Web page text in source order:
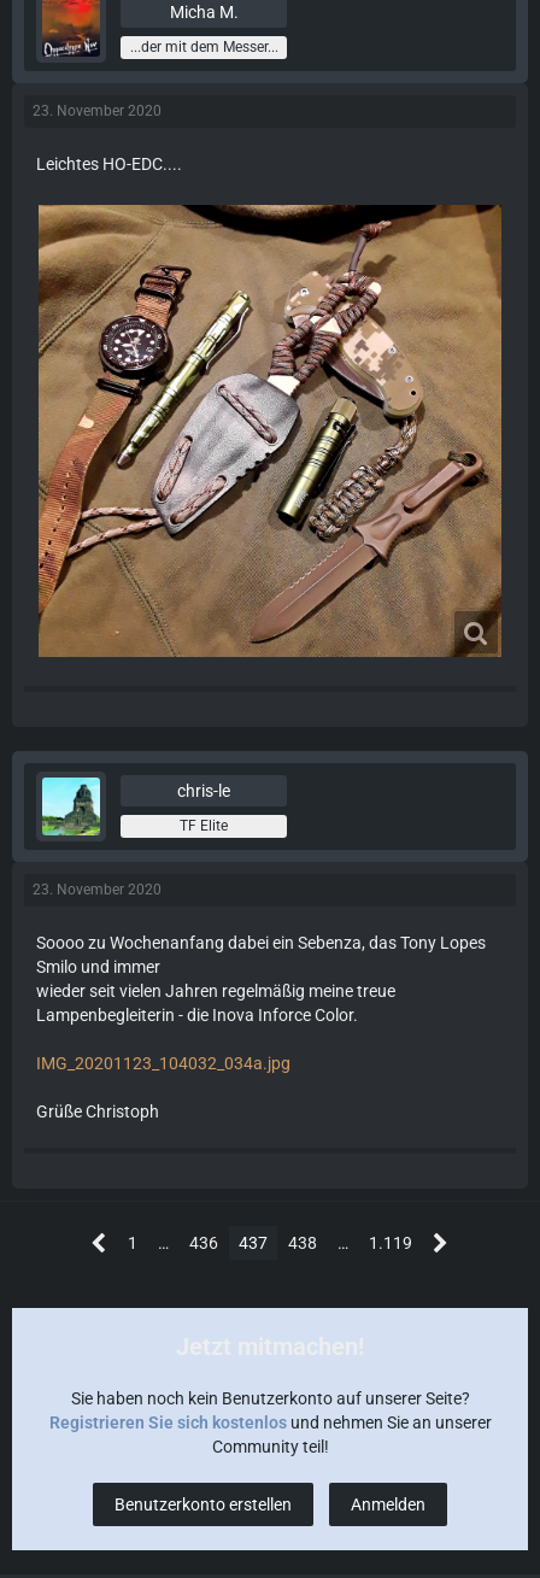
Micha M.
...der mit dem Messer...
23. November 2020
Leichtes HO-EDC....
chris-le
TF Elite
23. November 2020
Soooo zu Wochenanfang dabei ein Sebenza, das Tony Lopes
Smilo und immer
wieder seit vielen Jahren regelmäßig meine treue
Lampenbegleiterin - die Inova Inforce Color.
IMG_20201123_104032_034a.jpg
Grüße Christoph
1 … 436 437 438 … 1.119
Jetzt mitmachen!
Sie haben noch kein Benutzerkonto auf unserer Seite?
Registrieren Sie sich kostenlosund nehmen Sie an unserer
Community teil!
Benutzerkonto erstellen Anmelden